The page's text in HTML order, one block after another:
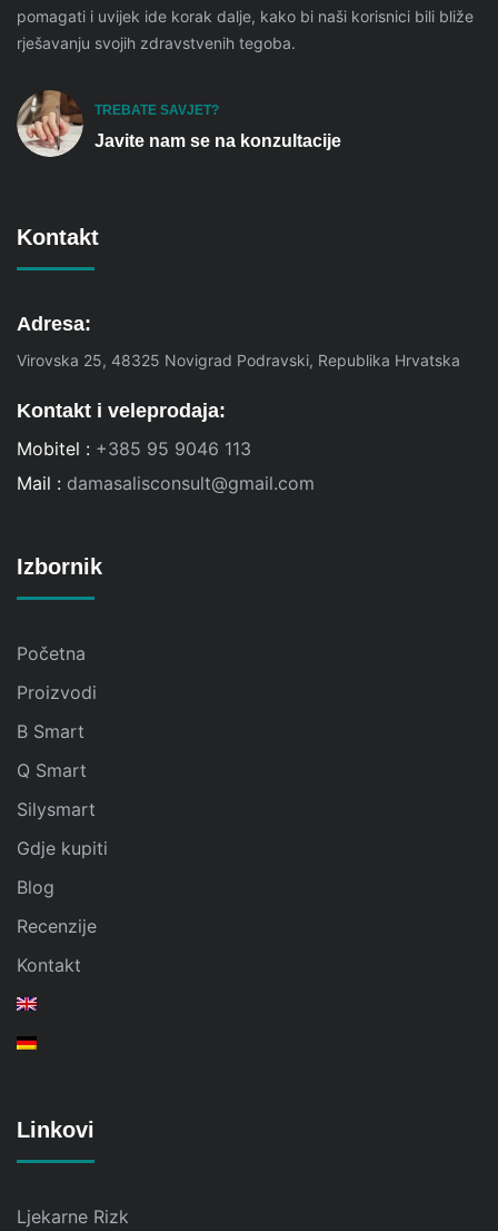
pomagati i uvijek ide korak dalje, kako bi naši korisnici bili bliže
rješavanju svojih zdravstvenih tegoba.
TREBATE SAVJET?
Javite nam se na konzultacije
Kontakt
Adresa:
Virovska 25, 48325 Novigrad Podravski, Republika Hrvatska
Kontakt i veleprodaja:
Mobitel : +385 95 9046 113
Mail : damasalisconsult@gmail.com
Izbornik
Početna
Proizvodi
B Smart
Q Smart
Silysmart
Gdje kupiti
Blog
Recenzije
Kontakt
Linkovi
Ljekarne Rizk